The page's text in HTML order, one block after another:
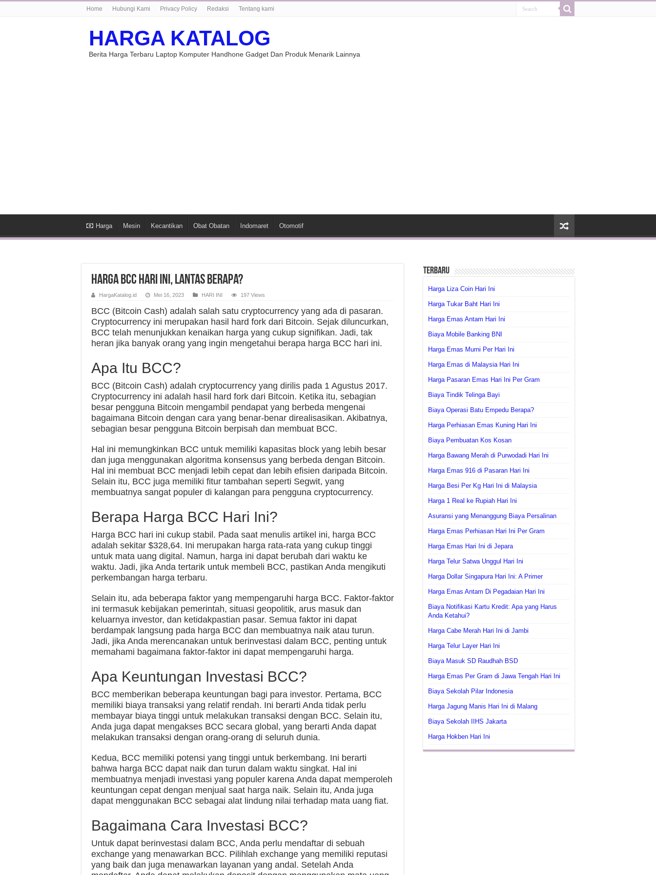
Home Hubungi Kami Privacy Policy Redaksi Tentang kami
HARGA KATALOG
Berita Harga Terbaru Laptop Komputer Handhone Gadget Dan Produk Menarik Lainnya
Harga Mesin Kecantikan Obat Obatan Indomaret Otomotif
Harga BCC Hari Ini, Lantas Berapa?
HargaKatalog.id Mei 16, 2023 HARI INI 197 Views
BCC (Bitcoin Cash) adalah salah satu cryptocurrency yang ada di pasaran.
Cryptocurrency ini merupakan hasil hard fork dari Bitcoin. Sejak diluncurkan,
BCC telah menunjukkan kenaikan harga yang cukup signifikan. Jadi, tak
heran jika banyak orang yang ingin mengetahui berapa harga BCC hari ini.
Apa Itu BCC?
BCC (Bitcoin Cash) adalah cryptocurrency yang dirilis pada 1 Agustus 2017.
Cryptocurrency ini adalah hasil hard fork dari Bitcoin. Ketika itu, sebagian
besar pengguna Bitcoin mengambil pendapat yang berbeda mengenai
bagaimana Bitcoin dengan cara yang benar-benar direalisasikan. Akibatnya,
sebagian besar pengguna Bitcoin berpisah dan membuat BCC.
Hal ini memungkinkan BCC untuk memiliki kapasitas block yang lebih besar
dan juga menggunakan algoritma konsensus yang berbeda dengan Bitcoin.
Hal ini membuat BCC menjadi lebih cepat dan lebih efisien daripada Bitcoin.
Selain itu, BCC juga memiliki fitur tambahan seperti Segwit, yang
membuatnya sangat populer di kalangan para pengguna cryptocurrency.
Berapa Harga BCC Hari Ini?
Harga BCC hari ini cukup stabil. Pada saat menulis artikel ini, harga BCC
adalah sekitar $328,64. Ini merupakan harga rata-rata yang cukup tinggi
untuk mata uang digital. Namun, harga ini dapat berubah dari waktu ke
waktu. Jadi, jika Anda tertarik untuk membeli BCC, pastikan Anda mengikuti
perkembangan harga terbaru.
Selain itu, ada beberapa faktor yang mempengaruhi harga BCC. Faktor-faktor
ini termasuk kebijakan pemerintah, situasi geopolitik, arus masuk dan
keluarnya investor, dan ketidakpastian pasar. Semua faktor ini dapat
berdampak langsung pada harga BCC dan membuatnya naik atau turun.
Jadi, jika Anda merencanakan untuk berinvestasi dalam BCC, penting untuk
memahami bagaimana faktor-faktor ini dapat mempengaruhi harga.
Apa Keuntungan Investasi BCC?
BCC memberikan beberapa keuntungan bagi para investor. Pertama, BCC
memiliki biaya transaksi yang relatif rendah. Ini berarti Anda tidak perlu
membayar biaya tinggi untuk melakukan transaksi dengan BCC. Selain itu,
Anda juga dapat mengakses BCC secara global, yang berarti Anda dapat
melakukan transaksi dengan orang-orang di seluruh dunia.
Kedua, BCC memiliki potensi yang tinggi untuk berkembang. Ini berarti
bahwa harga BCC dapat naik dan turun dalam waktu singkat. Hal ini
membuatnya menjadi investasi yang populer karena Anda dapat memperoleh
keuntungan cepat dengan menjual saat harga naik. Selain itu, Anda juga
dapat menggunakan BCC sebagai alat lindung nilai terhadap mata uang fiat.
Bagaimana Cara Investasi BCC?
Untuk dapat berinvestasi dalam BCC, Anda perlu mendaftar di sebuah
exchange yang menawarkan BCC. Pilihlah exchange yang memiliki reputasi
yang baik dan juga menawarkan layanan yang andal. Setelah Anda
Terbaru
Harga Liza Coin Hari Ini
Harga Tukar Baht Hari Ini
Harga Emas Antam Hari Ini
Biaya Mobile Banking BNI
Harga Emas Murni Per Hari Ini
Harga Emas di Malaysia Hari Ini
Harga Pasaran Emas Hari Ini Per Gram
Biaya Tindik Telinga Bayi
Biaya Operasi Batu Empedu Berapa?
Harga Perhiasan Emas Kuning Hari Ini
Biaya Pembuatan Kos Kosan
Harga Bawang Merah di Purwodadi Hari Ini
Harga Emas 916 di Pasaran Hari Ini
Harga Besi Per Kg Hari Ini di Malaysia
Harga 1 Real ke Rupiah Hari Ini
Asuransi yang Menanggung Biaya Persalinan
Harga Emas Perhiasan Hari Ini Per Gram
Harga Emas Hari Ini di Jepara
Harga Telur Satwa Unggul Hari Ini
Harga Dollar Singapura Hari Ini: A Primer
Harga Emas Antam Di Pegadaian Hari Ini
Biaya Notifikasi Kartu Kredit: Apa yang Harus
Anda Ketahui?
Harga Cabe Merah Hari Ini di Jambi
Harga Telur Layer Hari Ini
Biaya Masuk SD Raudhah BSD
Harga Emas Per Gram di Jawa Tengah Hari Ini
Biaya Sekolah Pilar Indonesia
Harga Jagung Manis Hari Ini di Malang
Biaya Sekolah IIHS Jakarta
Harga Hokben Hari Ini